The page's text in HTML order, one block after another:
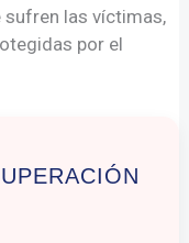
sufren las víctimas,
por el